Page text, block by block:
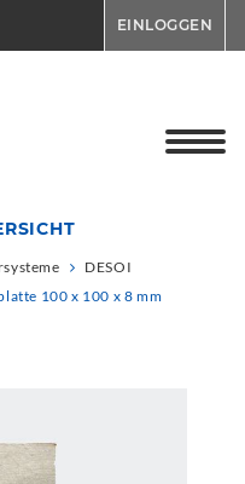
EINLOGGEN
DESOI
100 x 100 x 8 mm